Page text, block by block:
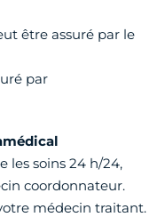
être assuré par le
par
les soins 24 h/24,
coordonnateur.
médecin traitant.